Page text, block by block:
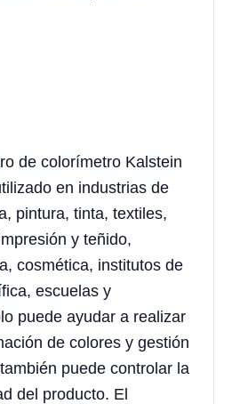
de colorímetro Kalstein
en industrias de
pintura, tinta, textiles,
y teñido,
cosmética, institutos de
escuelas y
puede ayudar a realizar
de colores y gestión
puede controlar la
del producto. El